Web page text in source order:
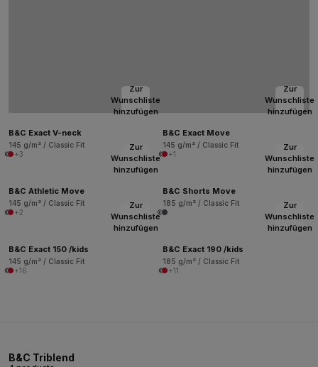
Zur
Wunschliste
hinzufügen
B&C Exact V-neck
145 g/m² / Classic Fit
+3
Zur
Wunschliste
hinzufügen
B&C Exact Move
145 g/m² / Classic Fit
+1
Zur
Wunschliste
hinzufügen
B&C Athletic Move
145 g/m² / Classic Fit
+2
Zur
Wunschliste
hinzufügen
B&C Shorts Move
185 g/m² / Classic Fit
Zur
Wunschliste
hinzufügen
B&C Exact 150 /kids
145 g/m² / Classic Fit
+16
Zur
Wunschliste
hinzufügen
B&C Exact 190 /kids
185 g/m² / Classic Fit
+11
B&C Triblend